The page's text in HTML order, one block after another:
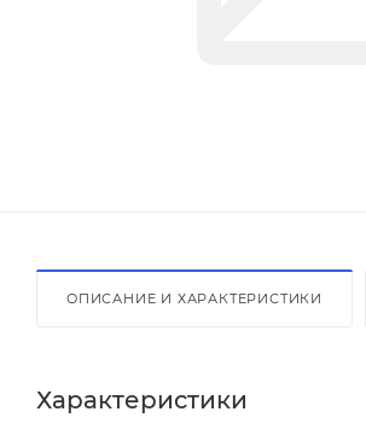
ОПИСАНИЕ И ХАРАКТЕРИСТИКИ
Характеристики